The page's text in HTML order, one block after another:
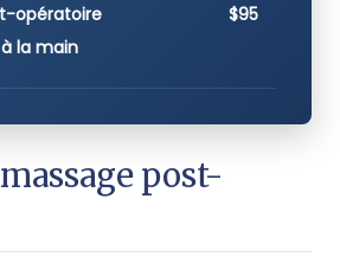
opératoire
la main
$95
post-